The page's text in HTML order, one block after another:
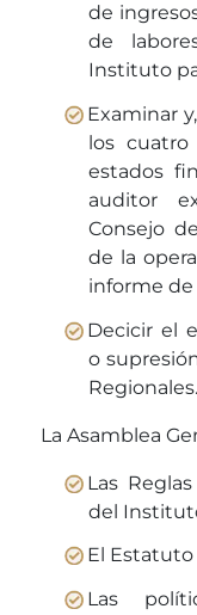
de
de
Instituto
Examinar
los
estados
auditor
Consejo
de la
informe
Decicir el
o
Regionales.
La Asamblea
Las
del
El Estatuto
Las